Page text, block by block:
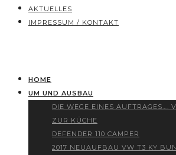
AKTUELLES
IMPRESSUM / KONTAKT
HOME
UM UND AUSBAU
DIE WEGE EINES AUFTRAGES….
ZUR KÜCHE
DEFENDER 110 CAMPER
2017 NEUAUFBAU VW T3 KY